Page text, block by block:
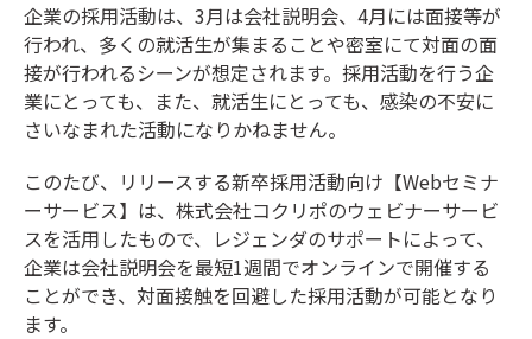
企業の採用活動は、3月は会社説明会、4月には面接等が
行われ、多くの就活生が集まることや密室にて対面の面
接が行われるシーンが想定されます。採用活動を行う企
業にとっても、また、就活生にとっても、感染の不安に
さいなまれた活動になりかねません。
このたび、リリースする新卒採用活動向け【Webセミナ
ーサービス】は、株式会社コクリポのウェビナーサービ
スを活用したもので、レジェンダのサポートによって、
企業は会社説明会を最短1週間でオンラインで開催する
ことができ、対面接触を回避した採用活動が可能となり
ます。